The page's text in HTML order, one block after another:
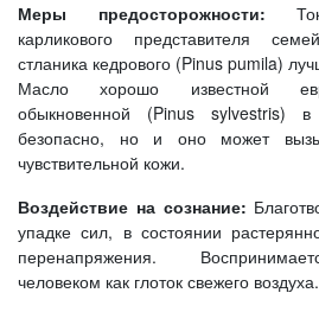
Меры предосторожности:
карликового представителя
стланика кедрового (Pinus pumila)
Масло хорошо известной
обыкновенной (Pinus sylvestris)
безопасно, но и оно может
чувствительной кожи.
Воздействие на сознание:
упадке сил, в состоянии
перенапряжения.
человеком как глоток свежего воздуха.